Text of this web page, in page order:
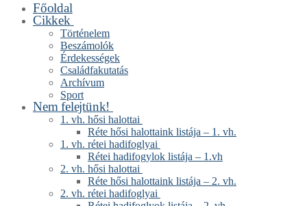
Főoldal
Cikkek
Történelem
Beszámolók
Érdekességek
Családfakutatás
Archívum
Sport
Nem felejtünk!
1. vh. hősi halottai
Réte hősi halottaink listája – 1. vh.
1. vh. rétei hadifoglyai
Rétei hadifogylok listája – 1.vh
2. vh. hősi halottai
Réte hősi halottaink listája – 2. vh.
2. vh. rétei hadifoglyai